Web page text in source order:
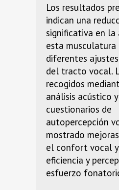
Los resultados
indican una
significativa en la
esta musculatura
diferentes
del tracto vocal.
recogidos
análisis acústico y
cuestionarios de
autopercepción
mostrado
el confort vocal
eficiencia y
esfuerzo